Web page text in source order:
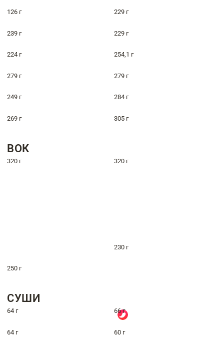
126 г 229 г
239 г 229 г
224 г 254,1 г
279 г 279 г
249 г 284 г
269 г 305 г
ВОК
320 г 320 г
230 г
250 г
СУШИ
64 г 66 г
64 г 60 г